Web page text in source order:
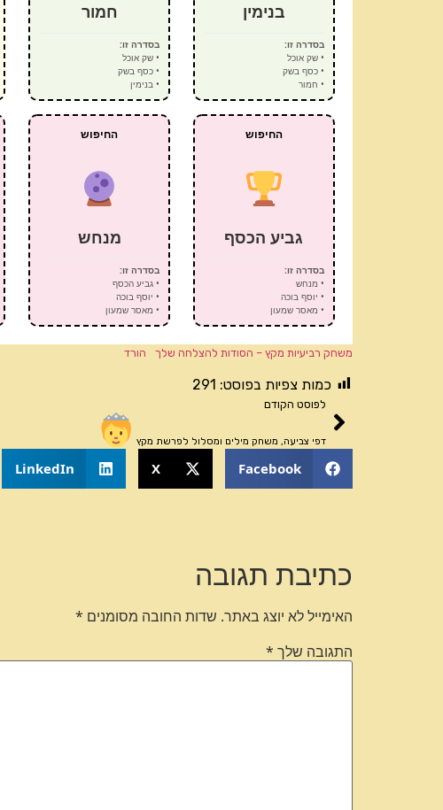
בנימין
בסדרה זו:
• שק אוכל
• כסף בשק
• חמור
חמור
בסדרה זו:
• שק אוכל
• כסף בשק
• בנימין
החיפוש
גביע הכסף
בסדרה זו:
• מנחש
• יוסף בוכה
• מאסר שמעון
החיפוש
מנחש
בסדרה זו:
• גביע הכסף
• יוסף בוכה
• מאסר שמעון
משחק רביעיות מקץ – הסודות להצלחה שלך הורד
כמות צפיות בפוסט: 291
לפוסט הקודם
דפי צביעה, משחק מילים ומסלול לפרשת מקץ
Facebook
X
LinkedIn
כתיבת תגובה
האימייל לא יוצג באתר. שדות החובה מסומנים *
התגובה שלך *